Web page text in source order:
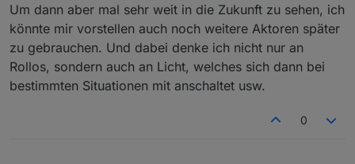
Wir sollten dringend mal diverse Bierchen trinken
Um dann aber mal sehr weit in die Zukunft zu sehen, ich
könnte mir vorstellen auch noch weitere Aktoren später
zu gebrauchen. Und dabei denke ich nicht nur an
Rollos, sondern auch an Licht, welches sich dann bei
bestimmten Situationen mit anschaltet usw.
0